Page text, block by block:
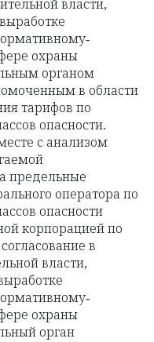
власти,
охраны
органом
в области
тарифов по
опасности.
с анализом
предельные
оператора по
опасности
корпорацией по
в
власти,
охраны
орган